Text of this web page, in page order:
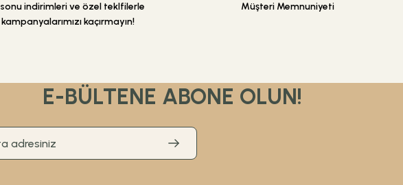
indirimleri ve özel teklfilerle
kaçırmayın!
Müşteri Memnuniyeti
E-BÜLTENE ABONE OLUN!